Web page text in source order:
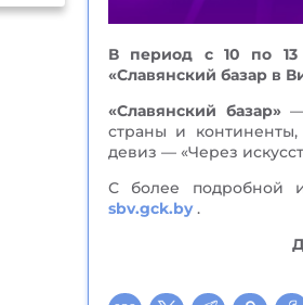
В период с 10 по 13
«Славянский базар в
«Славянский базар»—
страны и
девиз — «Через
С более подробной
sbv.gck.by .